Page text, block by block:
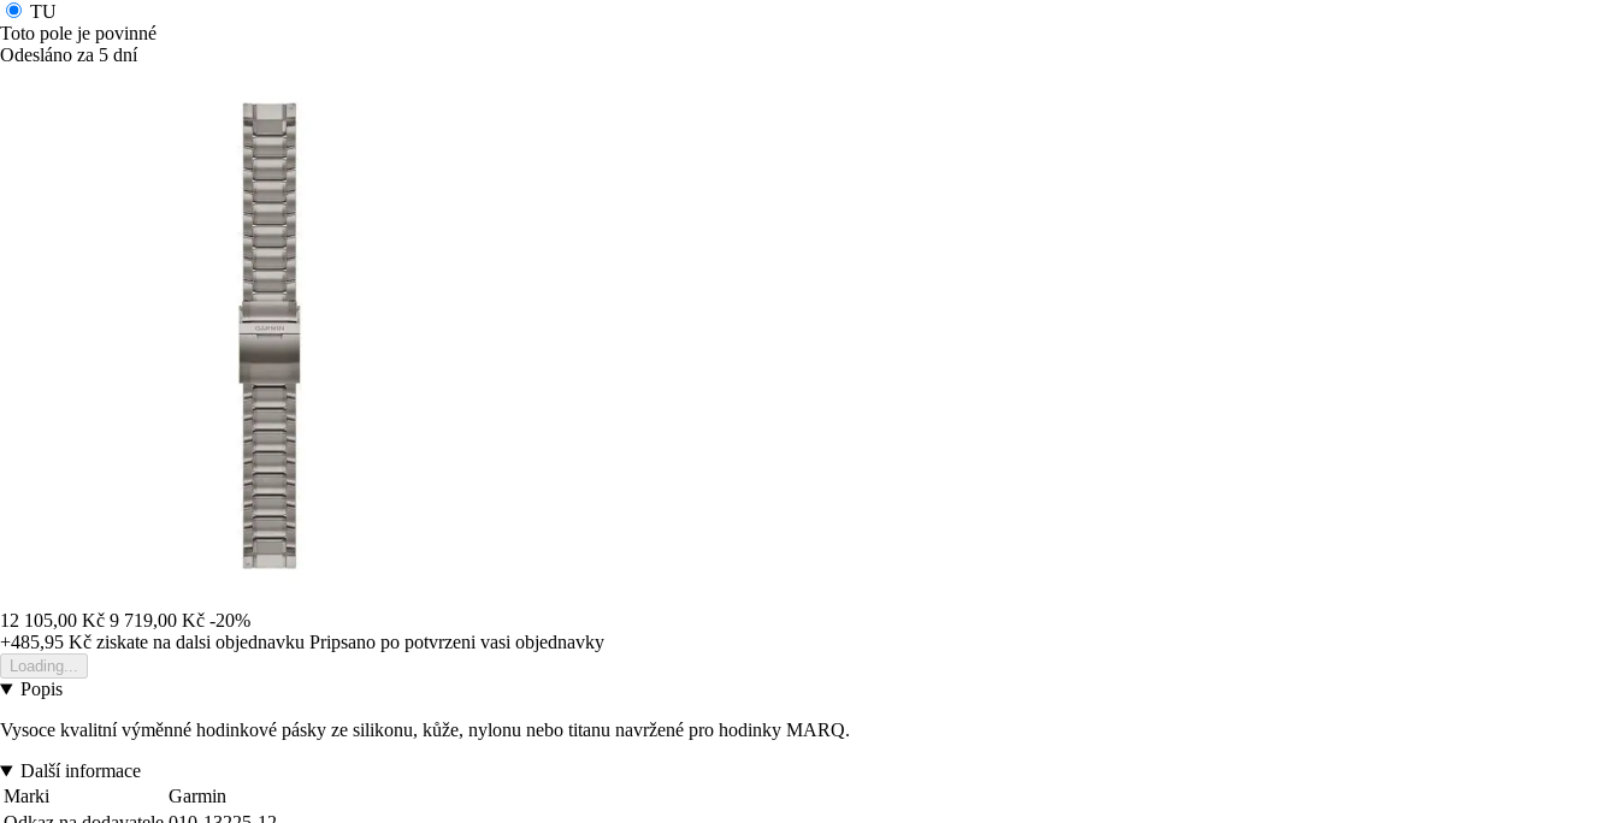
TU
Toto pole je povinné
Odesláno za 5 dní
12 105,00 Kč 9 719,00 Kč -20%
+485,95 Kč ziskate na dalsi objednavku Pripsano po potvrzeni vasi objednavky
Loading...
Popis
Vysoce kvalitní výměnné hodinkové pásky ze silikonu, kůže, nylonu nebo titanu navržené pro hodinky MARQ.
Další informace
Marki
Garmin